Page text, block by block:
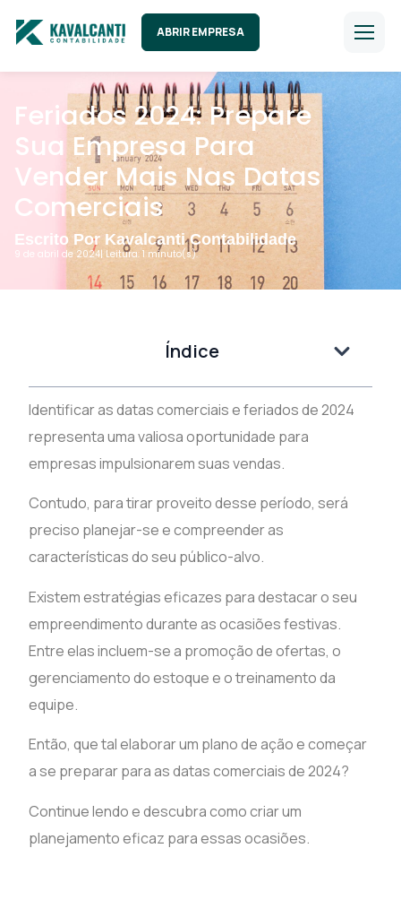
ABRIR EMPRESA
Feriados 2024: Prepare
Sua Empresa Para
Vender Mais Nas Datas
Comerciais
Escrito Por Kavalcanti Contabilidade
9 de abril de 2024| Leitura: 1 minuto(s).
Índice
Identificar as datas comerciais e feriados de 2024
representa uma valiosa oportunidade para
empresas impulsionarem suas vendas.
Contudo, para tirar proveito desse período, será
preciso planejar-se e compreender as
características do seu público-alvo.
Existem estratégias eficazes para destacar o seu
empreendimento durante as ocasiões festivas.
Entre elas incluem-se a promoção de ofertas, o
gerenciamento do estoque e o treinamento da
equipe.
Então, que tal elaborar um plano de ação e começar
a se preparar para as datas comerciais de 2024?
Continue lendo e descubra como criar um
planejamento eficaz para essas ocasiões.